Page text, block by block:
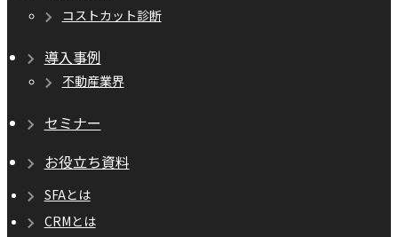
コストカット診断
導入事例
不動産業界
セミナー
お役立ち資料
SFAとは
CRMとは